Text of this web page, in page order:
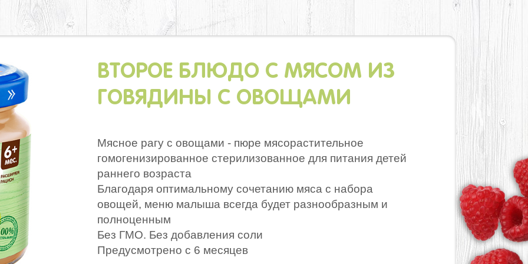
ВТОРОЕ БЛЮДО С МЯСОМ ИЗ
ГОВЯДИНЫ С ОВОЩАМИ
Мясное рагу с овощами - пюре мясорастительное
гомогенизированное стерилизованное для питания детей
раннего возраста
Благодаря оптимальному сочетанию мяса с набора
овощей, меню малыша всегда будет разнообразным и
полноценным
Без ГМО. Без добавления соли
Предусмотрено с 6 месяцев